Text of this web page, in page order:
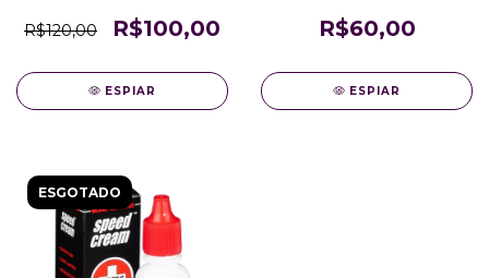
R$120,00 R$100,00
ESPIAR
R$60,00
ESPIAR
ESGOTADO